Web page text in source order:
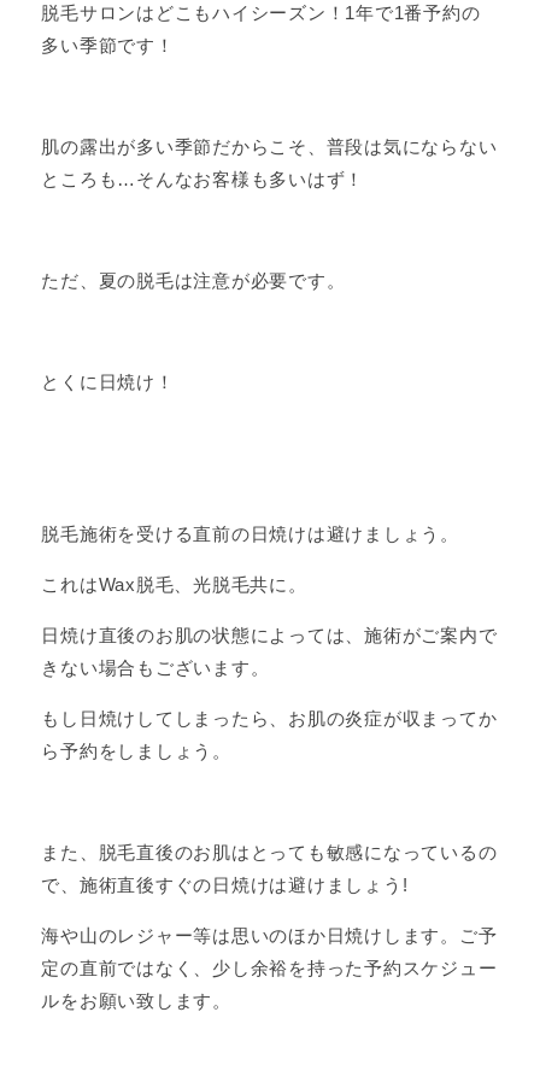
脱毛サロンはどこもハイシーズン！1年で1番予約の
多い季節です！
肌の露出が多い季節だからこそ、普段は気にならない
ところも…そんなお客様も多いはず！
ただ、夏の脱毛は注意が必要です。
とくに日焼け！
脱毛施術を受ける直前の日焼けは避けましょう。
これはWax脱毛、光脱毛共に。
日焼け直後のお肌の状態によっては、施術がご案内で
きない場合もございます。
もし日焼けしてしまったら、お肌の炎症が収まってか
ら予約をしましょう。
また、脱毛直後のお肌はとっても敏感になっているの
で、施術直後すぐの日焼けは避けましょう!
海や山のレジャー等は思いのほか日焼けします。ご予
定の直前ではなく、少し余裕を持った予約スケジュー
ルをお願い致します。